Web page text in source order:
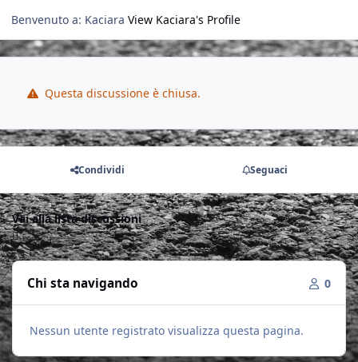
Benvenuto a: Kaciara View Kaciara's Profile
Questa discussione è chiusa.
Condividi Seguaci
Vai alla lista discussioni
Chi sta navigando 0
Nessun utente registrato visualizza questa pagina.